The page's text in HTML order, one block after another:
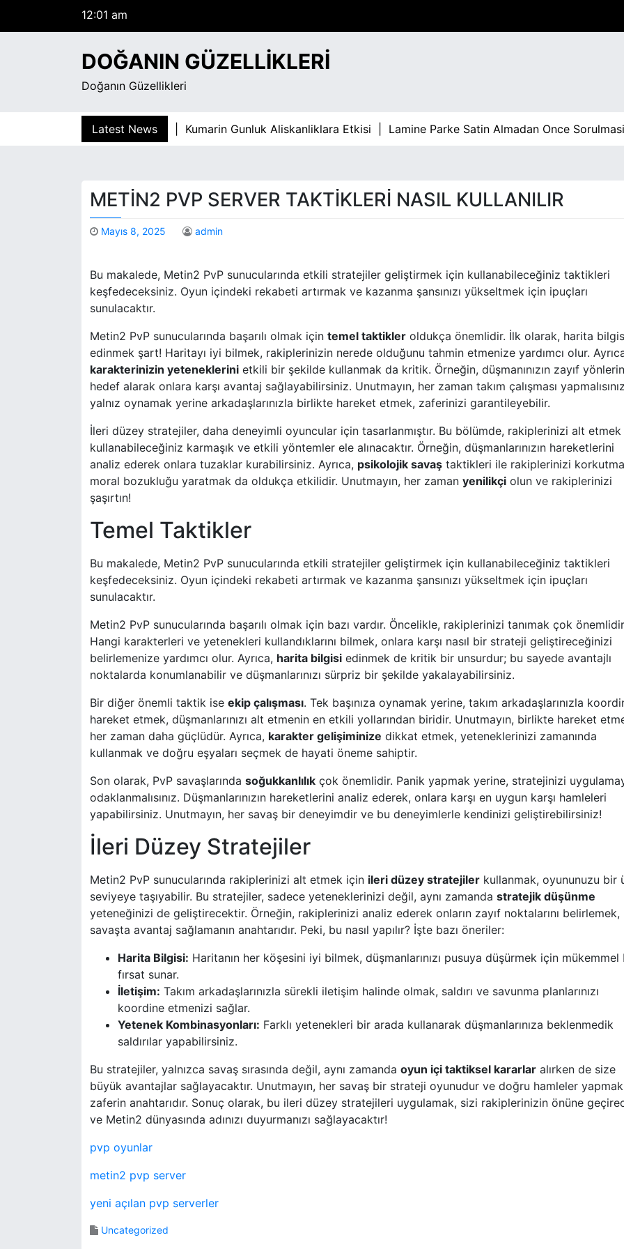
Perşembe
12:01 am
DOĞANIN GÜZELLIKLERI
Doğanın Güzellikleri
Latest News
Ve Asiri Ozguven Yanilgisi | Kumarin Gunluk Aliskanliklara Etkisi | Lamine Parke Satin Almadan Once Sorulmasi
METIN2 PVP SERVER TAKTIKLERI NASIL KULLANILIR
Mayıs 8, 2025 admin
Bu makalede, Metin2 PvP sunucularında etkili stratejiler geliştirmek için kullanabileceğiniz taktikleri
keşfedeceksiniz. Oyun içindeki rekabeti artırmak ve kazanma şansınızı yükseltmek için ipuçları
sunulacaktır.
Metin2 PvP sunucularında başarılı olmak için temel taktikler oldukça önemlidir. İlk olarak, harita
edinmek şart! Haritayı iyi bilmek, rakiplerinizin nerede olduğunu tahmin etmenize yardımcı olur.
karakterinizin yeteneklerini etkili bir şekilde kullanmak da kritik. Örneğin, düşmanınızın zayıf
hedef alarak onlara karşı avantaj sağlayabilirsiniz. Unutmayın, her zaman takım çalışması
yalnız oynamak yerine arkadaşlarınızla birlikte hareket etmek, zaferinizi garantileyebilir.
İleri düzey stratejiler, daha deneyimli oyuncular için tasarlanmıştır. Bu bölümde, rakiplerinizi alt
kullanabileceğiniz karmaşık ve etkili yöntemler ele alınacaktır. Örneğin, düşmanlarınızın hareketlerini
analiz ederek onlara tuzaklar kurabilirsiniz. Ayrıca, psikolojik savaş taktikleri ile rakiplerinizi
moral bozukluğu yaratmak da oldukça etkilidir. Unutmayın, her zaman yenilikçi olun ve rakiplerinizi
şaşırtın!
Temel Taktikler
Bu makalede, Metin2 PvP sunucularında etkili stratejiler geliştirmek için kullanabileceğiniz taktikleri
keşfedeceksiniz. Oyun içindeki rekabeti artırmak ve kazanma şansınızı yükseltmek için ipuçları
sunulacaktır.
Metin2 PvP sunucularında başarılı olmak için bazı vardır. Öncelikle, rakiplerinizi tanımak çok
Hangi karakterleri ve yetenekleri kullandıklarını bilmek, onlara karşı nasıl bir strateji geliştireceğinizi
belirlemenize yardımcı olur. Ayrıca, harita bilgisi edinmek de kritik bir unsurdur; bu sayede avantajlı
noktalarda konumlanabilir ve düşmanlarınızı sürpriz bir şekilde yakalayabilirsiniz.
Bir diğer önemli taktik ise ekip çalışması. Tek başınıza oynamak yerine, takım arkadaşlarınızla
hareket etmek, düşmanlarınızı alt etmenin en etkili yollarından biridir. Unutmayın, birlikte hareket
her zaman daha güçlüdür. Ayrıca, karakter gelişiminize dikkat etmek, yeteneklerinizi zamanında
kullanmak ve doğru eşyaları seçmek de hayati öneme sahiptir.
Son olarak, PvP savaşlarında soğukkanlılık çok önemlidir. Panik yapmak yerine, stratejinizi
odaklanmalısınız. Düşmanlarınızın hareketlerini analiz ederek, onlara karşı en uygun karşı hamleleri
yapabilirsiniz. Unutmayın, her savaş bir deneyimdir ve bu deneyimlerle kendinizi geliştirebilirsiniz!
İleri Düzey Stratejiler
Metin2 PvP sunucularında rakiplerinizi alt etmek için ileri düzey stratejiler kullanmak, oyununuzu bir
seviyeye taşıyabilir. Bu stratejiler, sadece yeteneklerinizi değil, aynı zamanda stratejik düşünme
yeteneğinizi de geliştirecektir. Örneğin, rakiplerinizi analiz ederek onların zayıf noktalarını belirlemek,
savaşta avantaj sağlamanın anahtarıdır. Peki, bu nasıl yapılır? İşte bazı öneriler:
Harita Bilgisi: Haritanın her köşesini iyi bilmek, düşmanlarınızı pusuya düşürmek için mükemmel
fırsat sunar.
İletişim: Takım arkadaşlarınızla sürekli iletişim halinde olmak, saldırı ve savunma planlarınızı
koordine etmenizi sağlar.
Yetenek Kombinasyonları: Farklı yetenekleri bir arada kullanarak düşmanlarınıza beklenmedik
saldırılar yapabilirsiniz.
Bu stratejiler, yalnızca savaş sırasında değil, aynı zamanda oyun içi taktiksel kararlar alırken de size
büyük avantajlar sağlayacaktır. Unutmayın, her savaş bir strateji oyunudur ve doğru hamleler
zaferin anahtarıdır. Sonuç olarak, bu ileri düzey stratejileri uygulamak, sizi rakiplerinizin önüne
ve Metin2 dünyasında adınızı duyurmanızı sağlayacaktır!
pvp oyunlar
metin2 pvp server
yeni açılan pvp serverler
Uncategorized